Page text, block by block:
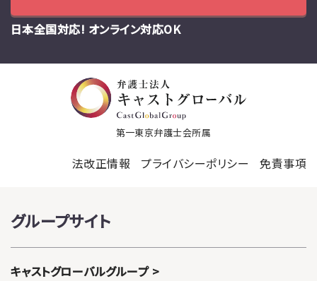
日本全国対応! オンライン対応OK
第一東京弁護士会所属
法改正情報 プライバシーポリシー 免責事項
グループサイト
キャストグローバルグループ